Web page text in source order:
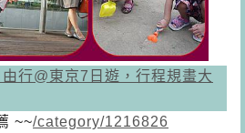
行@東京7日遊，行程規畫大
~~/category/1216826